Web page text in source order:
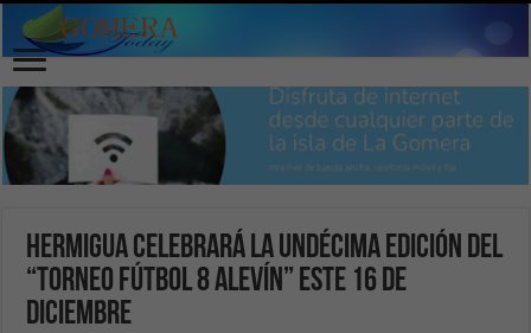
Hermigua celebrará la undécima edición del
“Torneo Fútbol 8 Alevín” este 16 de
Diciembre